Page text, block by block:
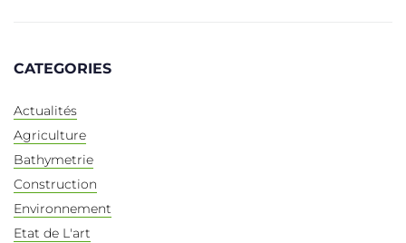
CATEGORIES
Actualités
Agriculture
Bathymetrie
Construction
Environnement
Etat de L'art